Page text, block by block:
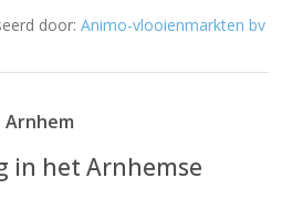
door: Animo-vlooienmarkten bv
Arnhem
in het Arnhemse